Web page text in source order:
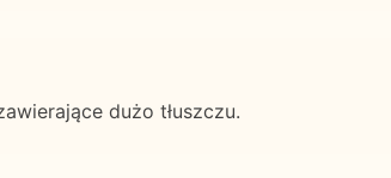
dużo tłuszczu.